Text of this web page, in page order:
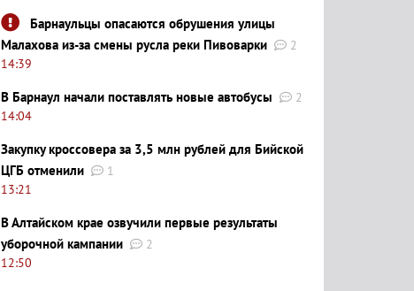
Барнаульцы опасаются обрушения улицы
Малахова из-за смены русла реки Пивоварки
2
14:39
В Барнаул начали поставлять новые автобусы
2
14:04
Закупку кроссовера за 3,5 млн рублей для Бийской
ЦГБ отменили
1
13:21
В Алтайском крае озвучили первые результаты
уборочной кампании
2
12:50